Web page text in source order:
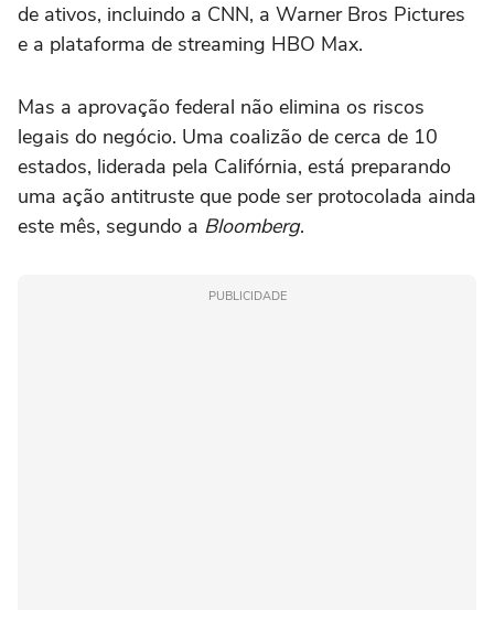
de ativos, incluindo a CNN, a Warner Bros Pictures
e a plataforma de streaming HBO Max.
Mas a aprovação federal não elimina os riscos
legais do negócio. Uma coalizão de cerca de 10
estados, liderada pela Califórnia, está preparando
uma ação antitruste que pode ser protocolada ainda
este mês, segundo a Bloomberg.
PUBLICIDADE